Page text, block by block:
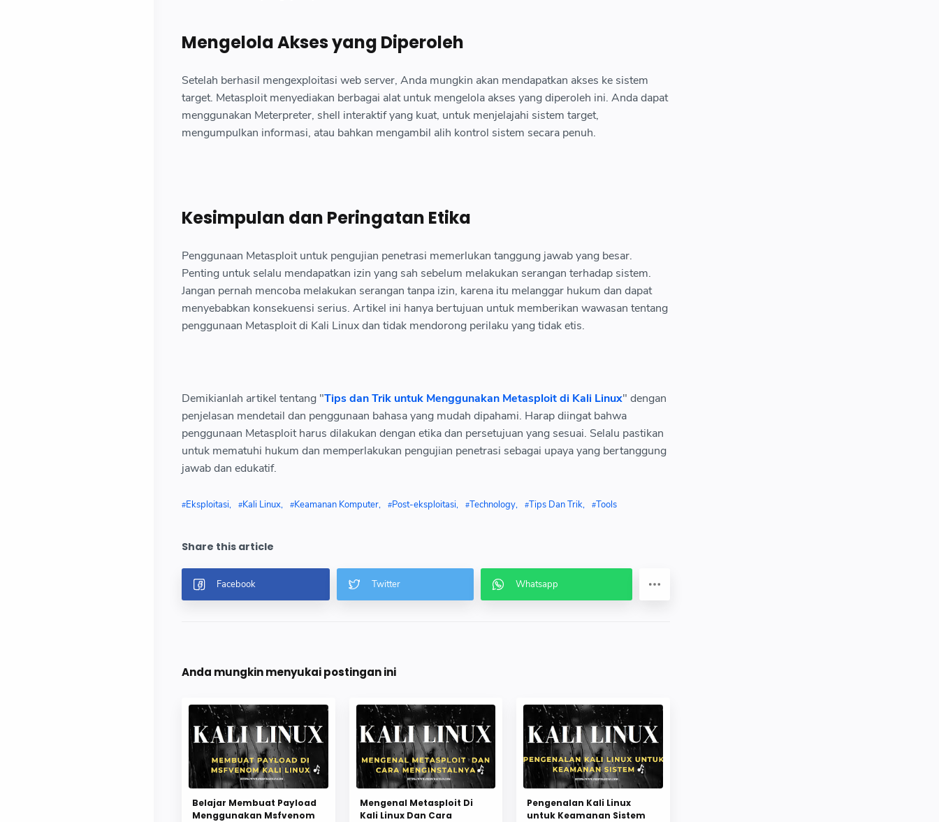
Mengelola Akses yang Diperoleh
Setelah berhasil mengexploitasi web server, Anda mungkin akan mendapatkan akses ke sistem
target. Metasploit menyediakan berbagai alat untuk mengelola akses yang diperoleh ini. Anda dapat
menggunakan Meterpreter, shell interaktif yang kuat, untuk menjelajahi sistem target,
mengumpulkan informasi, atau bahkan mengambil alih kontrol sistem secara penuh.
Kesimpulan dan Peringatan Etika
Penggunaan Metasploit untuk pengujian penetrasi memerlukan tanggung jawab yang besar.
Penting untuk selalu mendapatkan izin yang sah sebelum melakukan serangan terhadap sistem.
Jangan pernah mencoba melakukan serangan tanpa izin, karena itu melanggar hukum dan dapat
menyebabkan konsekuensi serius. Artikel ini hanya bertujuan untuk memberikan wawasan tentang
penggunaan Metasploit di Kali Linux dan tidak mendorong perilaku yang tidak etis.
Demikianlah artikel tentang "Tips dan Trik untuk Menggunakan Metasploit di Kali Linux" dengan
penjelasan mendetail dan penggunaan bahasa yang mudah dipahami. Harap diingat bahwa
penggunaan Metasploit harus dilakukan dengan etika dan persetujuan yang sesuai. Selalu pastikan
untuk mematuhi hukum dan memperlakukan pengujian penetrasi sebagai upaya yang bertanggung
jawab dan edukatif.
Eksploitasi Kali Linux Keamanan Komputer Post-eksploitasi Technology Tips Dan Trik Tools
Anda mungkin menyukai postingan ini
Belajar Membuat Payload
Menggunakan Msfvenom
Mengenal Metasploit Di
Kali Linux Dan Cara
Pengenalan Kali Linux
untuk Keamanan Sistem